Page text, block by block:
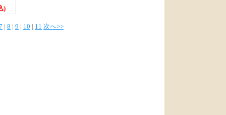
)
| 8 | 9 | 10 | 11 次へ>>